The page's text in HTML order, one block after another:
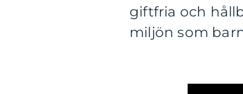
giftfria och
miljön som